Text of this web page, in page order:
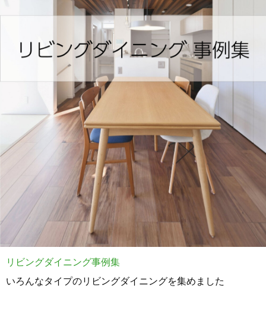
リビングダイニング事例集
いろんなタイプのリビングダイニングを集めました